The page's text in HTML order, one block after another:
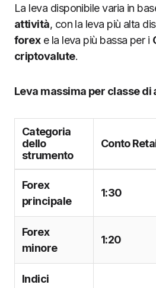
La leva disponibile varia in
attività, con la leva più alta
forexe la leva più bassa per i
criptovalute.
Leva massima per classe di
Categoria
dello
strumento
Conto
Forex
principale
1:30
Forex
minore
1:20
Indici